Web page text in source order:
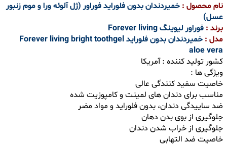
نام محصول : خمیردندان بدون فلوراید فوراور (ژل آلوئه ورا و موم زنبور
عسل)
برند : فوراور لیوینگ Forever living
مدل :
خمیردندان بدون فلوراید Forever living bright toothgel
aloe vera
کشور تولید کننده : آمریکا
ویژگی ها :
خاصیت سفید کنندگی عالی
مناسب برای دندان های لمینت و کامپوزیت شده
ضد ساییدگی دندان، بدون فلوراید و مواد مضر
جلوگیری از بوی بدن دهان
جلوگیری از خراب شدن دندان
خاصیت ضد التهابی